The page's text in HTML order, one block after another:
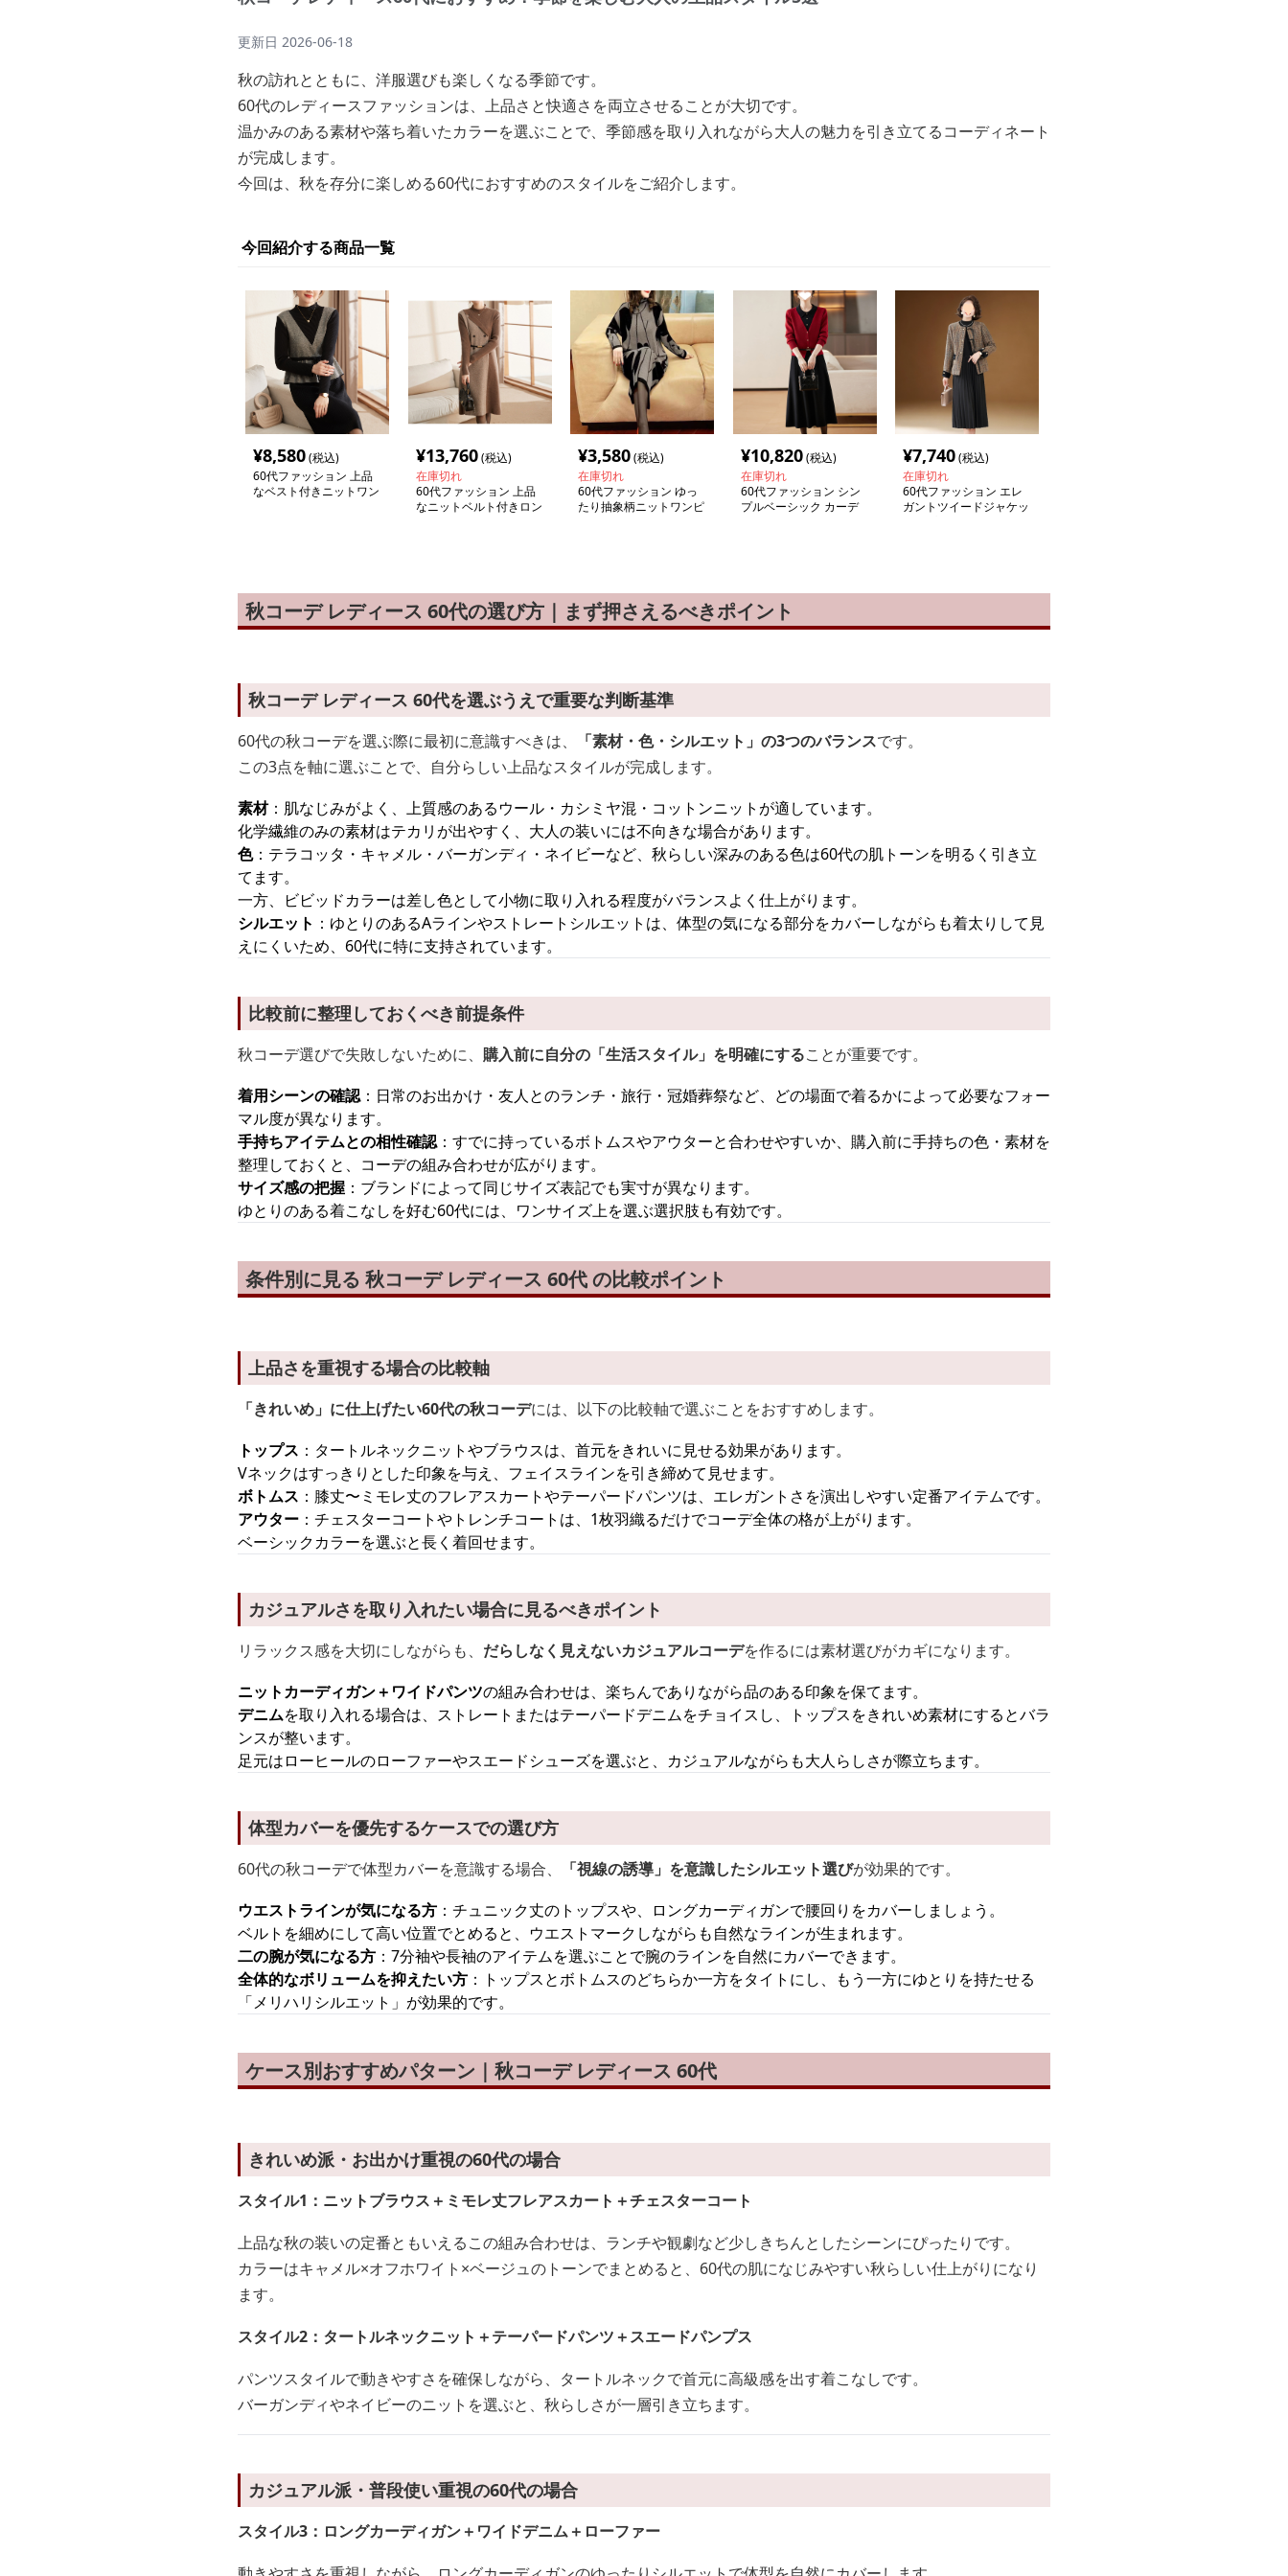
更新日 2026-06-18
秋の訪れとともに、洋服選びも楽しくなる季節です。
60代のレディースファッションは、上品さと快適さを両立させることが大切です。
温かみのある素材や落ち着いたカラーを選ぶことで、季節感を取り入れながら大人の魅力を引き立てるコーディネート
が完成します。
今回は、秋を存分に楽しめる60代におすすめのスタイルをご紹介します。
今回紹介する商品一覧
¥8,580(税込)
60代ファッション 上品
なベスト付きニットワン
¥13,760(税込)
在庫切れ
60代ファッション 上品
なニットベルト付きロン
¥3,580(税込)
在庫切れ
60代ファッション ゆっ
たり抽象柄ニットワンピ
¥10,820(税込)
在庫切れ
60代ファッション シン
プルベーシック カーデ
¥7,740(税込)
在庫切れ
60代ファッション エレ
ガントツイードジャケッ
秋コーデ レディース 60代の選び方｜まず押さえるべきポイント
秋コーデ レディース 60代を選ぶうえで重要な判断基準
60代の秋コーデを選ぶ際に最初に意識すべきは、 「素材・色・シルエット」の3つのバランスです。
この3点を軸に選ぶことで、自分らしい上品なスタイルが完成します。
素材：肌なじみがよく、上質感のあるウール・カシミヤ混・コットンニットが適しています。
化学繊維のみの素材はテカリが出やすく、大人の装いには不向きな場合があります。
色：テラコッタ・キャメル・バーガンディ・ネイビーなど、秋らしい深みのある色は60代の肌トーンを明るく引き立
てます。
一方、ビビッドカラーは差し色として小物に取り入れる程度がバランスよく仕上がります。
シルエット ：ゆとりのあるAラインやストレートシルエットは、体型の気になる部分をカバーしながらも着太りして見
えにくいため、60代に特に支持されています。
比較前に整理しておくべき前提条件
秋コーデ選びで失敗しないために、 購入前に自分の「生活スタイル」を明確にすることが重要です。
着用シーンの確認：日常のお出かけ・友人とのランチ・旅行・冠婚葬祭など、どの場面で着るかによって必要なフォー
マル度が異なります。
手持ちアイテムとの相性確認：すでに持っているボトムスやアウターと合わせやすいか、購入前に手持ちの色・素材を
整理しておくと、コーデの組み合わせが広がります。
サイズ感の把握 ：ブランドによって同じサイズ表記でも実寸が異なります。
ゆとりのある着こなしを好む60代には、ワンサイズ上を選ぶ選択肢も有効です。
条件別に見る 秋コーデ レディース 60代 の比較ポイント
上品さを重視する場合の比較軸
「きれいめ」に仕上げたい60代の秋コーデには、以下の比較軸で選ぶことをおすすめします。
トップス ：タートルネックニットやブラウスは、首元をきれいに見せる効果があります。
Vネックはすっきりとした印象を与え、フェイスラインを引き締めて見せます。
ボトムス ：膝丈〜ミモレ丈のフレアスカートやテーパードパンツは、エレガントさを演出しやすい定番アイテムです。
アウター ：チェスターコートやトレンチコートは、1枚羽織るだけでコーデ全体の格が上がります。
ベーシックカラーを選ぶと長く着回せます。
カジュアルさを取り入れたい場合に見るべきポイント
リラックス感を大切にしながらも、 だらしなく見えないカジュアルコーデを作るには素材選びがカギになります。
ニットカーディガン＋ワイドパンツの組み合わせは、楽ちんでありながら品のある印象を保てます。
デニムを取り入れる場合は、ストレートまたはテーパードデニムをチョイスし、トップスをきれいめ素材にするとバラ
ンスが整います。
足元はローヒールのローファーやスエードシューズを選ぶと、カジュアルながらも大人らしさが際立ちます。
体型カバーを優先するケースでの選び方
60代の秋コーデで体型カバーを意識する場合、 「視線の誘導」を意識したシルエット選びが効果的です。
ウエストラインが気になる方 ：チュニック丈のトップスや、ロングカーディガンで腰回りをカバーしましょう。
ベルトを細めにして高い位置でとめると、ウエストマークしながらも自然なラインが生まれます。
二の腕が気になる方 ：7分袖や長袖のアイテムを選ぶことで腕のラインを自然にカバーできます。
全体的なボリュームを抑えたい方 ：トップスとボトムスのどちらか一方をタイトにし、もう一方にゆとりを持たせる
「メリハリシルエット」が効果的です。
ケース別おすすめパターン｜秋コーデ レディース 60代
きれいめ派・お出かけ重視の60代の場合
スタイル1：ニットブラウス＋ミモレ丈フレアスカート＋チェスターコート
上品な秋の装いの定番ともいえるこの組み合わせは、ランチや観劇など少しきちんとしたシーンにぴったりです。
カラーはキャメル×オフホワイト×ベージュのトーンでまとめると、60代の肌になじみやすい秋らしい仕上がりになり
ます。
スタイル2：タートルネックニット＋テーパードパンツ＋スエードパンプス
パンツスタイルで動きやすさを確保しながら、タートルネックで首元に高級感を出す着こなしです。
バーガンディやネイビーのニットを選ぶと、秋らしさが一層引き立ちます。
カジュアル派・普段使い重視の60代の場合
スタイル3：ロングカーディガン＋ワイドデニム＋ローファー